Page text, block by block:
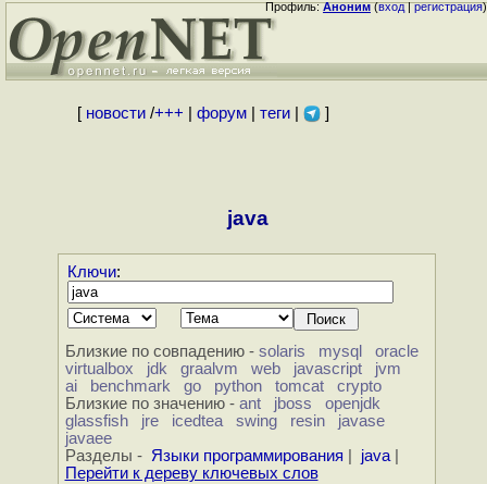
Профиль:Аноним(вход|регистрация)
[ новости/+++ форум| теги| ]
java
Ключи:
Близкие по совпадению - solaris mysql
oracle
virtualbox
jdk graalvm web javascript
jvm
ai
benchmark go python tomcat
crypto
Близкие по значению - ant jboss
openjdk
glassfish
jre icedtea swing resin
javase
javaee
Разделы - Языки программирования java|
Перейти к дереву ключевых слов